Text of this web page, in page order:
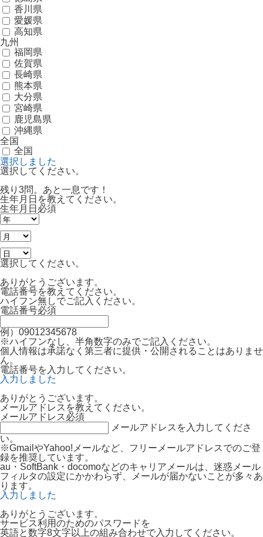
香川県
愛媛県
高知県
九州
福岡県
佐賀県
長崎県
熊本県
大分県
宮崎県
鹿児島県
沖縄県
全国
全国
選択しました
選択してください。
残り3問。あと一息です！
生年月日を教えてください。
生年月日 必須
選択してください。
ありがとうございます。
電話番号を教えてください。
ハイフン無しでご記入ください。
電話番号必須
例）09012345678
※ハイフンなし、半角数字のみでご記入ください。
個人情報は承諾なく第三者に提供・公開されることはありませ
ん。
電話番号を入力してください。
入力しました
ありがとうございます。
メールアドレスを教えてください。
メールアドレス必須
メールアドレスを入力してくださ
い。
※GmailやYahoo!メールなど、フリーメールアドレスでのご登
録を推奨しています。
au・SoftBank・docomoなどのキャリアメールは、迷惑メール
フィルタの設定にかかわらず、メールが届かないことが多々あ
ります。
入力しました
ありがとうございます。
サービス利用のためのパスワードを
英語と数字8文字以上の組み合わせで入力してください。